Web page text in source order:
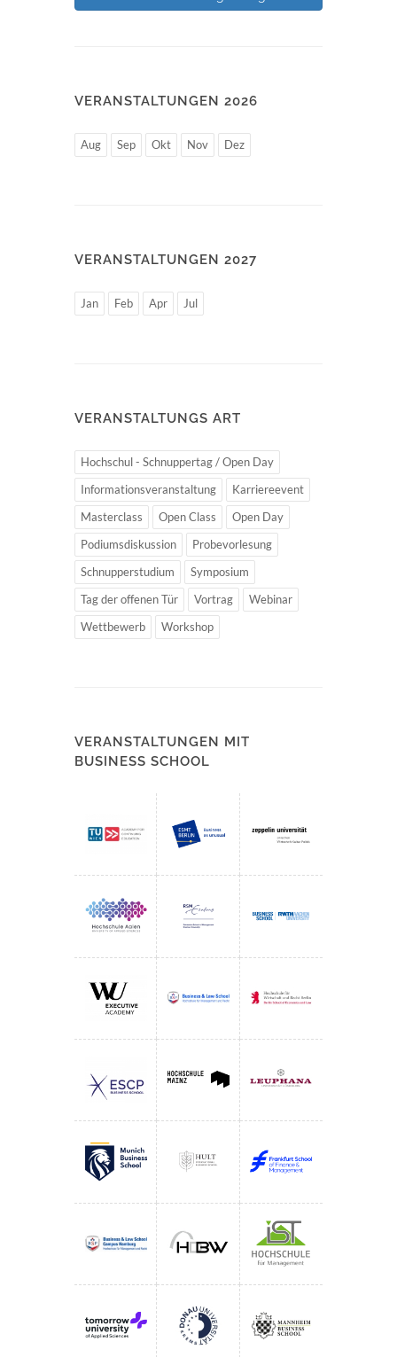
VERANSTALTUNGEN 2026
Aug Sep Okt Nov Dez
VERANSTALTUNGEN 2027
Jan Feb Apr Jul
VERANSTALTUNGS ART
Hochschul - Schnuppertag / Open Day
Informationsveranstaltung
Karriereevent
Masterclass
Open Class
Open Day
Podiumsdiskussion
Probevorlesung
Schnupperstudium
Symposium
Tag der offenen Tür
Vortrag
Webinar
Wettbewerb
Workshop
VERANSTALTUNGEN MIT
BUSINESS SCHOOL